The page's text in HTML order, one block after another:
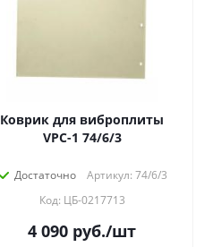
Коврик для виброплиты
VPC-1 74/6/3
Достаточно
Артикул: 74/6/3
Код: ЦБ-0217713
4 090 руб./шт